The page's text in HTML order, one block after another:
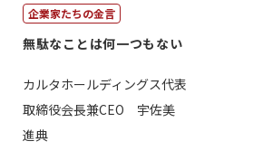
企業家たちの金言
無駄なことは何一つもない
カルタホールディングス代表
取締役会長兼CEO 宇佐美
進典